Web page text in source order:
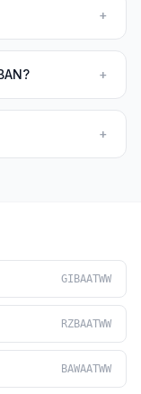
+
+
+
GIBAATWW
RZBAATWW
BAWAATWW